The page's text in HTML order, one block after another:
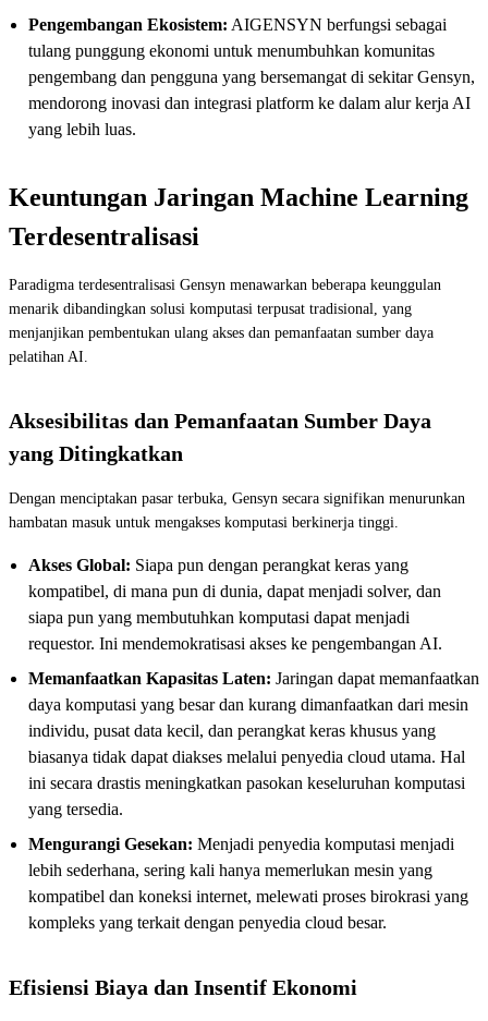
Pengembangan Ekosistem: AIGENSYN berfungsi sebagai
tulang punggung ekonomi untuk menumbuhkan komunitas
pengembang dan pengguna yang bersemangat di sekitar Gensyn,
mendorong inovasi dan integrasi platform ke dalam alur kerja AI
yang lebih luas.
Keuntungan Jaringan Machine Learning
Terdesentralisasi
Paradigma terdesentralisasi Gensyn menawarkan beberapa keunggulan
menarik dibandingkan solusi komputasi terpusat tradisional, yang
menjanjikan pembentukan ulang akses dan pemanfaatan sumber daya
pelatihan AI.
Aksesibilitas dan Pemanfaatan Sumber Daya
yang Ditingkatkan
Dengan menciptakan pasar terbuka, Gensyn secara signifikan menurunkan
hambatan masuk untuk mengakses komputasi berkinerja tinggi.
Akses Global: Siapa pun dengan perangkat keras yang
kompatibel, di mana pun di dunia, dapat menjadi solver, dan
siapa pun yang membutuhkan komputasi dapat menjadi
requestor. Ini mendemokratisasi akses ke pengembangan AI.
Memanfaatkan Kapasitas Laten: Jaringan dapat memanfaatkan
daya komputasi yang besar dan kurang dimanfaatkan dari mesin
individu, pusat data kecil, dan perangkat keras khusus yang
biasanya tidak dapat diakses melalui penyedia cloud utama. Hal
ini secara drastis meningkatkan pasokan keseluruhan komputasi
yang tersedia.
Mengurangi Gesekan: Menjadi penyedia komputasi menjadi
lebih sederhana, sering kali hanya memerlukan mesin yang
kompatibel dan koneksi internet, melewati proses birokrasi yang
kompleks yang terkait dengan penyedia cloud besar.
Efisiensi Biaya dan Insentif Ekonomi